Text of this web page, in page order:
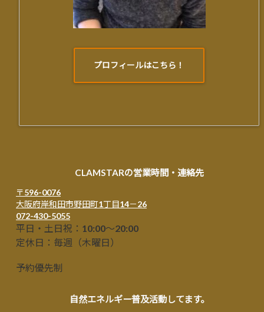
プロフィールはこちら！
CLAMSTARの営業時間・連絡先
〒596-0076
大阪府岸和田市野田町1丁目14－26
072-430-5055
平日・土日祝：10:00～20:00
定休日：毎週（木曜日）
予約優先制
自然エネルギー普及活動してます。